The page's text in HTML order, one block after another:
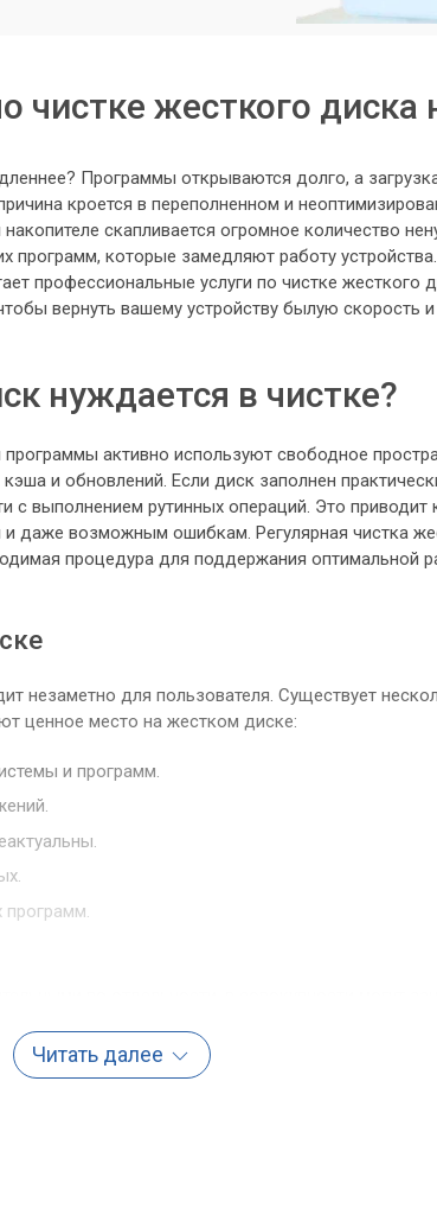
чистке жесткого диска
Программы открываются долго, а
кроется в переполненном и
скапливается огромное количество
программ, которые замедляют работу
профессиональные услуги по чистке жесткого
вернуть вашему устройству былую скорость и
нуждается в чистке?
активно используют свободное
и обновлений. Если диск заполнен
с выполнением рутинных операций. Это приводит
даже возможным ошибкам. Регулярная чистка
процедура для поддержания оптимальной
незаметно для пользователя. Существует
ценное место на жестком диске:
и программ.
программ.
диска
Читать далее